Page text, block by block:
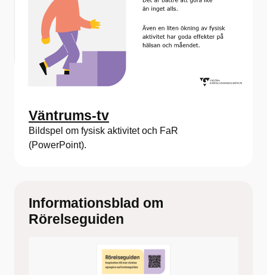
Väntrums-tv
Bildspel om fysisk aktivitet och FaR
(PowerPoint).
Informationsblad om
Rörelseguiden